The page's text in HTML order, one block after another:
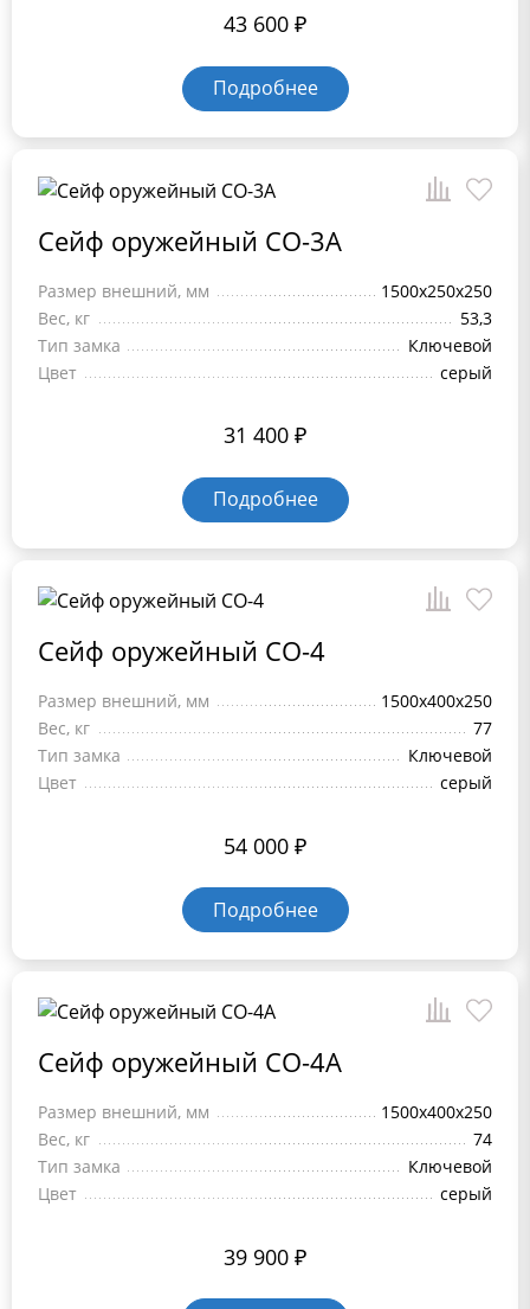
43 600 ₽
Подробнее
Сейф оружейный СО-3А
Размер внешний, мм
1500х250х250
Вес, кг
53,3
Тип замка
Ключевой
Цвет
серый
31 400 ₽
Подробнее
Сейф оружейный СО-4
Размер внешний, мм
1500x400x250
Вес, кг
77
Тип замка
Ключевой
Цвет
серый
54 000 ₽
Подробнее
Сейф оружейный СО-4А
Размер внешний, мм
1500x400x250
Вес, кг
74
Тип замка
Ключевой
Цвет
серый
39 900 ₽